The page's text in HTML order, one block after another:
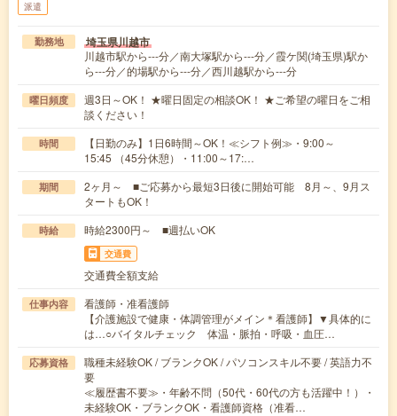
派遣
勤務地 埼玉県川越市
川越市駅から---分／南大塚駅から---分／霞ケ関(埼玉県)駅か
ら---分／的場駅から---分／西川越駅から---分
曜日頻度
週3日～OK！ ★曜日固定の相談OK！ ★ご希望の曜日をご相
談ください！
時間
【日勤のみ】1日6時間～OK！≪シフト例≫・9:00～
15:45 （45分休憩）・11:00～17:…
期間
2ヶ月～ ■ご応募から最短3日後に開始可能 8月～、9月ス
タートもOK！
時給 時給2300円～ ■週払いOK
交通費
交通費全額支給
仕事内容
看護師・准看護師
【介護施設で健康・体調管理がメイン＊看護師】▼具体的に
は…○バイタルチェック 体温・脈拍・呼吸・血圧…
応募資格
職種未経験OK / ブランクOK / パソコンスキル不要 / 英語力不
要
≪履歴書不要≫・年齢不問（50代・60代の方も活躍中！）・
未経験OK・ブランクOK・看護師資格（准看…